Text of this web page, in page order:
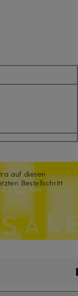
auf diesen
Bestellschritt